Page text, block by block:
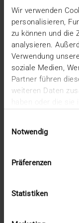
Wir verwenden
personalisieren,
zu können und die
analysieren.
Verwendung
soziale Medien,
Partner führen
weiteren Daten
Notwendig
Präferenzen
Statistiken
Vom Spin-off
renommierten
Jahren…
VISUS HEALTH IT
MEHR ERFAHREN